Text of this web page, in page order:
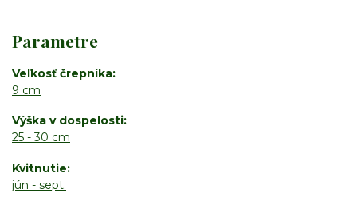
Parametre
Veľkosť črepníka
9 cm
Výška v dospelosti
25 - 30 cm
Kvitnutie
jún - sept.